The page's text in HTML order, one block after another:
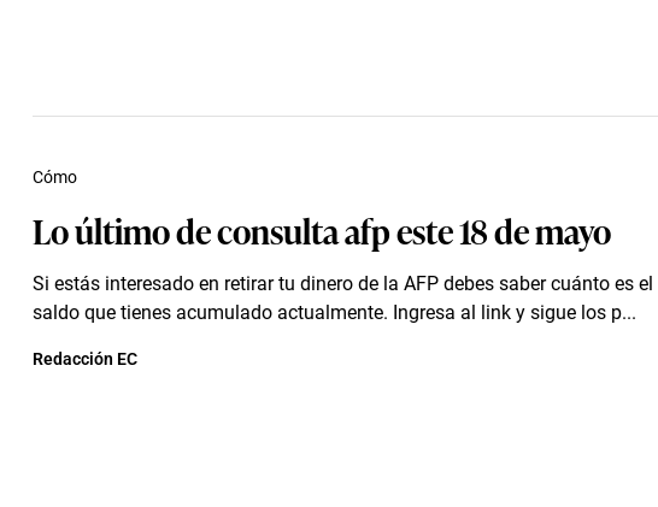
Lo último de consulta afp este 18 de mayo
Si estás interesado en retirar tu dinero de la AFP debes saber cuánto es el
saldo que tienes acumulado actualmente. Ingresa al link y sigue los p...
Cómo
Redacción EC